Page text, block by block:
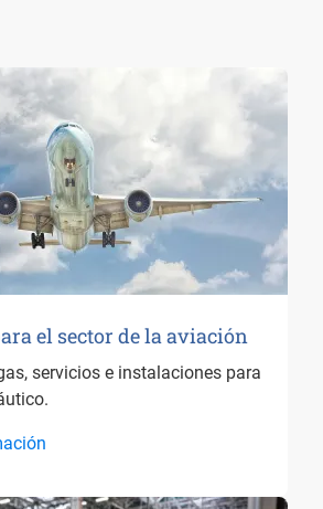
el sector de la aviación
servicios e instalaciones para